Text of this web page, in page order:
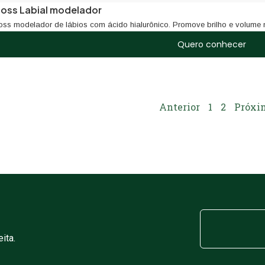
Labial modelador
modelador de lábios com ácido hialurônico. Promove brilho e volume
Quero conhecer
Anterior 1 2